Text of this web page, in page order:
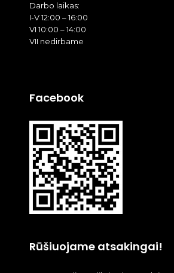
Darbo laikas:
I-V 12:00 – 16:00
VI 10:00 – 14:00
VII nedirbame
Facebook
Rūšiuojame atsakingai!